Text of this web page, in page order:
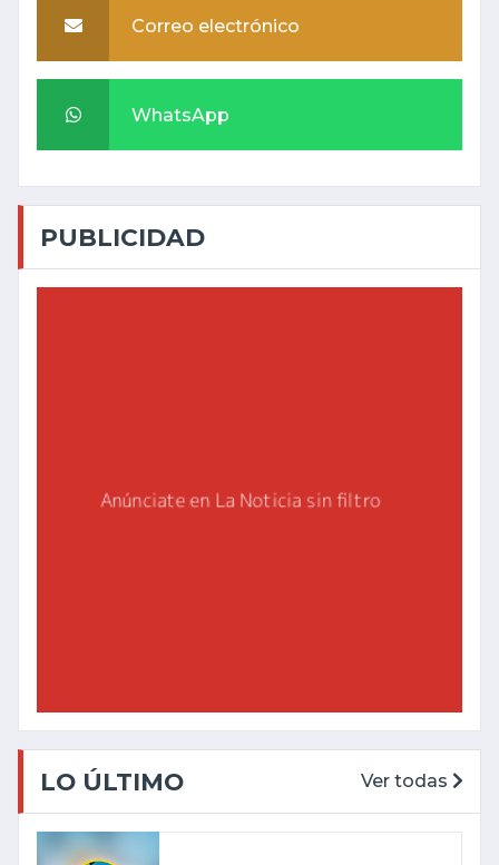
Correo electrónico
WhatsApp
PUBLICIDAD
LO ÚLTIMO Ver todas